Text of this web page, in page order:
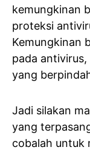
kemungkinan
proteksi
Kemungkinan
pada
yang
Jadi silakan
yang
cobalah untuk